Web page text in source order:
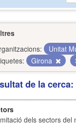
Unitat
Girona
de la
dels sectors del